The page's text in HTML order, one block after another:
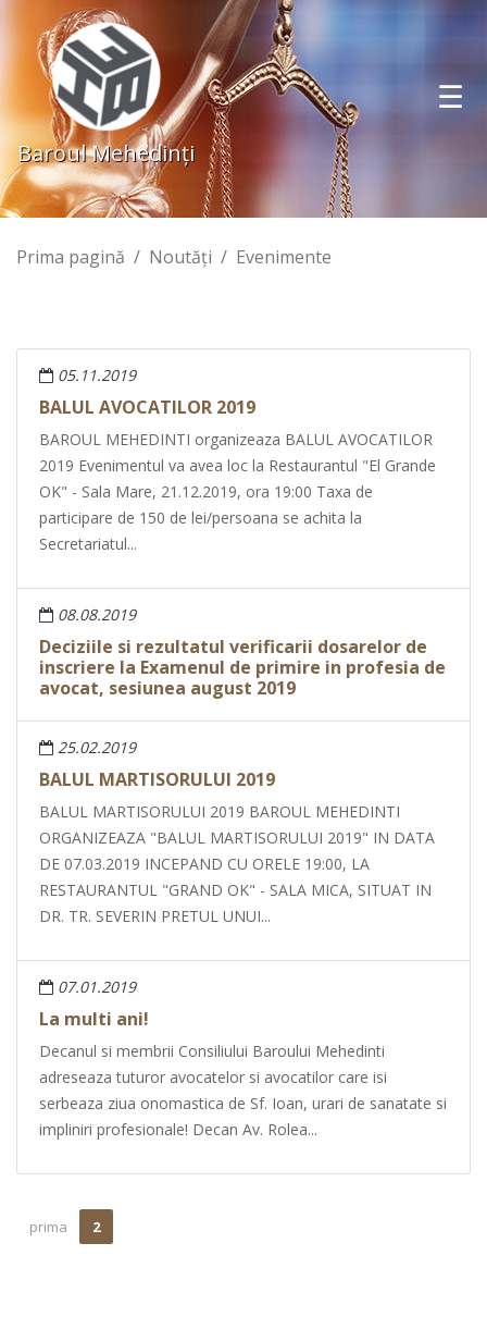
Baroul Mehedinţi
Prima pagină Noutăţi Evenimente
05.11.2019
BALUL AVOCATILOR 2019
BAROUL MEHEDINTI organizeaza BALUL AVOCATILOR
2019 Evenimentul va avea loc la Restaurantul "El Grande
OK" - Sala Mare, 21.12.2019, ora 19:00 Taxa de
participare de 150 de lei/persoana se achita la
Secretariatul...
08.08.2019
Deciziile si rezultatul verificarii dosarelor de
inscriere la Examenul de primire in profesia de
avocat, sesiunea august 2019
25.02.2019
BALUL MARTISORULUI 2019
BALUL MARTISORULUI 2019 BAROUL MEHEDINTI
ORGANIZEAZA "BALUL MARTISORULUI 2019" IN DATA
DE 07.03.2019 INCEPAND CU ORELE 19:00, LA
RESTAURANTUL "GRAND OK" - SALA MICA, SITUAT IN
DR. TR. SEVERIN PRETUL UNUI...
07.01.2019
La multi ani!
Decanul si membrii Consiliului Baroului Mehedinti
adreseaza tuturor avocatelor si avocatilor care isi
serbeaza ziua onomastica de Sf. Ioan, urari de sanatate si
impliniri profesionale! Decan Av. Rolea...
prima 2